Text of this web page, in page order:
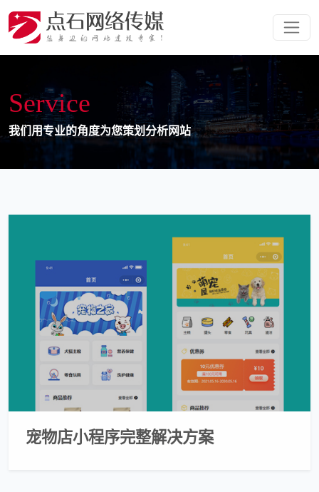
Service
我们 用专业的角度为您策划分析网站
宠物店小程序完整解决方案